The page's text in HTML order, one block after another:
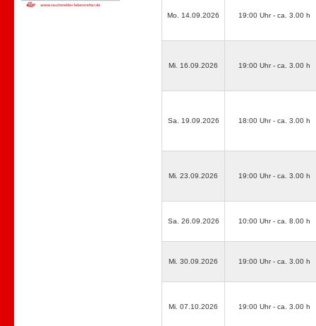
Mo. 14.09.2026 19:00 Uhr - ca. 3.00 h
Mi. 16.09.2026 19:00 Uhr - ca. 3.00 h
Sa. 19.09.2026 18:00 Uhr - ca. 3.00 h
Mi. 23.09.2026 19:00 Uhr - ca. 3.00 h
Sa. 26.09.2026 10:00 Uhr - ca. 8.00 h
Mi. 30.09.2026 19:00 Uhr - ca. 3.00 h
Mi. 07.10.2026 19:00 Uhr - ca. 3.00 h